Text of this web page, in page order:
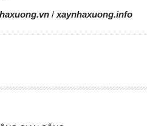
/xaynhaxuong.info